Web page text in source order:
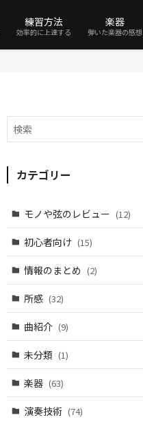
練習方法
効率的に上達する
楽器
弾いた楽器の感想
カテゴリー
モノや弦のレビュー (12)
初心者向け (15)
情報のまとめ (2)
所感 (32)
曲紹介 (9)
未分類 (1)
楽器 (63)
演奏技術 (74)